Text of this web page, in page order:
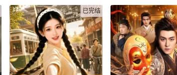
加彩礼、交老宅。所有人都以为
他是冲拆迁款来的，只有父母和
弟弟选择相信他。面对假协议、
工程算计和层层羞辱，顾长川不
再隐忍，护住家人，也一步步揭
开赵家谋夺土地的真相。直到云
岭新城签约大会，众人才发现，
这个被他们轻视的“穷哥哥”，竟
是三百亿项目的真正掌舵人。
睁眼，她重回末世降临
这一次，她夺回本该属
空间异能，亲手切断一
建立起一支真正可以托
小队。她不报复世界，
母。帮值得帮的人，护
人。从孤身一人到与伙
行，她终于拥有了属于
家。
已完结